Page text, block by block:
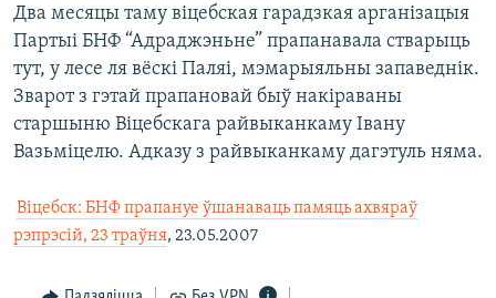
Два месяцы таму віцебская гарадзкая арганізацыя
Партыі БНФ “Адраджэньне” прапанавала стварыць
тут, у лесе ля вёскі Паляі, мэмарыяльны запаведнік.
Зварот з гэтай прапановай быў накіраваны
старшыню Віцебскага райвыканкаму Івану
Вазьміцелю. Адказу з райвыканкаму дагэтуль няма.
Віцебск: БНФ прапануе ўшанаваць памяць ахвяраў
рэпрэсій, 23 траўня, 23.05.2007